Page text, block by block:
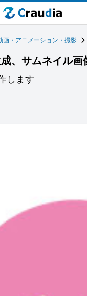
画・アニメーション・撮影
、サムネイル画
します